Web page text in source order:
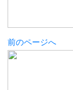
前のページへ